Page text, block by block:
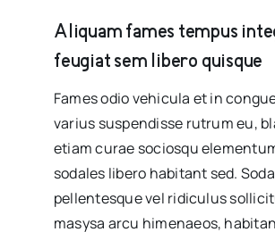
Aliquam fames tempus
feugiat sem libero quisque
Fames odio vehicula et in
varius suspendisse rutrum eu,
etiam curae sociosqu
sodales libero habitant sed.
pellentesque vel ridiculus
masysa arcu himenaeos,